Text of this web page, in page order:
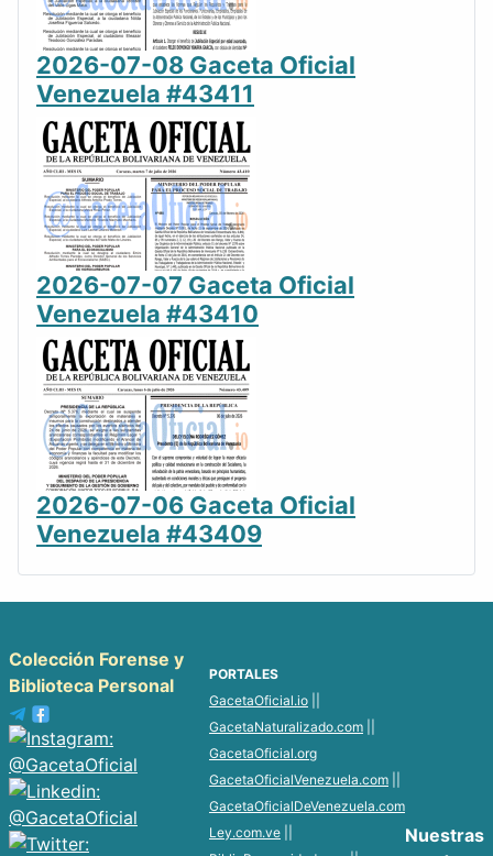
2026-07-08 Gaceta Oficial
Venezuela #43411
2026-07-07 Gaceta Oficial
Venezuela #43410
2026-07-06 Gaceta Oficial
Venezuela #43409
Colección Forense y
Biblioteca Personal
PORTALES
GacetaOficial.io
GacetaNaturalizado.com
GacetaOficial.org
GacetaOficialVenezuela.com
GacetaOficialDeVenezuela.com
Ley.com.ve
Nuestras